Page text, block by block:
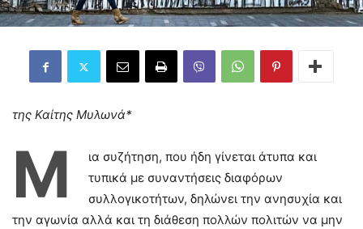
της Καίτης Μυλωνά*
Μ
ια συζήτηση, που ήδη γίνεται άτυπα και
τυπικά με συναντήσεις διαφόρων
συλλογικοτήτων, δηλώνει την ανησυχία και
την αγωνία αλλά και τη διάθεση πολλών πολιτών να μην